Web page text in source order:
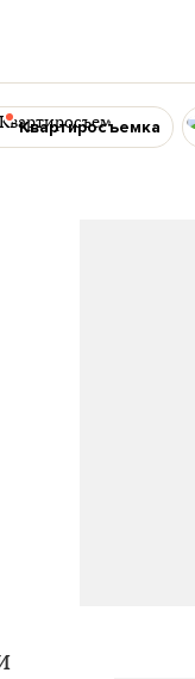
Квартиросъемка